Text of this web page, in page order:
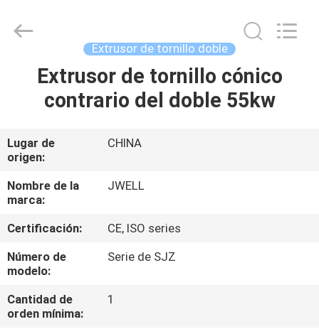
HOGAR
SOBRE
NOSOTROS
VIAJE
DE
FÁBRICA
DYUN
ENVIRONMENTAL
Extrusor de tornillo doble
Extrusor de tornillo cónico
contrario del doble 55kw
Lugar de
origen:
CHINA
Nombre de la
marca:
JWELL
Certificación:
CE, ISO series
Número de
modelo:
Serie de SJZ
Cantidad de
orden mínima:
1